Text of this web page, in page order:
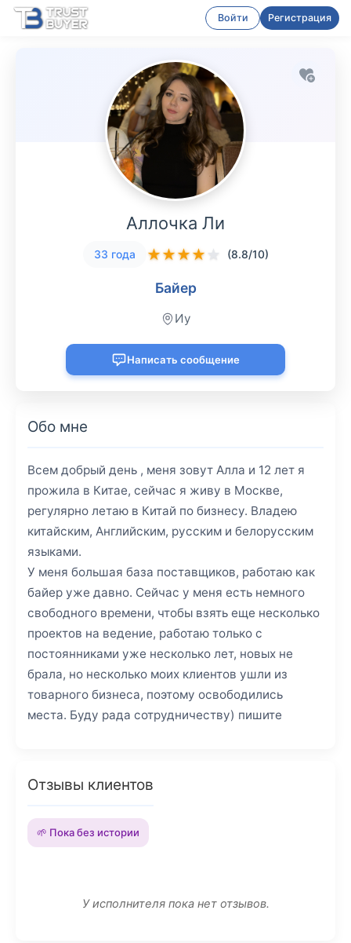
Войти Регистрация
Аллочка Ли
33 года ★★★★ ★ (8.8/10)
Байер
Иу
Написать сообщение
Обо мне
Всем добрый день , меня зовут Алла и 12 лет я
прожила в Китае, сейчас я живу в Москве,
регулярно летаю в Китай по бизнесу. Владею
китайским, Английским, русским и белорусским
языками.
У меня большая база поставщиков, работаю как
байер уже давно. Сейчас у меня есть немного
свободного времени, чтобы взять еще несколько
проектов на ведение, работаю только с
постоянниками уже несколько лет, новых не
брала, но несколько моих клиентов ушли из
товарного бизнеса, поэтому освободились
места. Буду рада сотрудничеству) пишите
Отзывы клиентов
🌱 Пока без истории
У исполнителя пока нет отзывов.